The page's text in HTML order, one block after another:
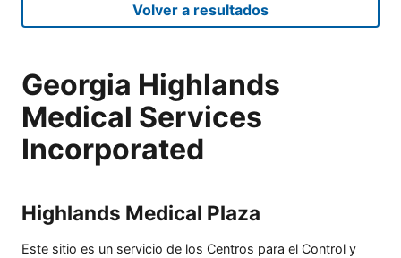
Volver a resultados
Georgia Highlands
Medical Services
Incorporated
Highlands Medical Plaza
Este sitio es un servicio de los Centros para el Control y